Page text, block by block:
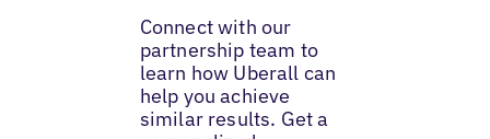
Connect with our
partnership team to
learn how Uberall can
help you achieve
similar results. Get a